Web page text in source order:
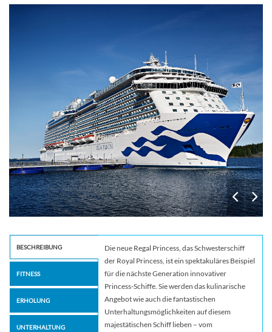
BESCHREIBUNG
FITNESS
ERHOLUNG
UNTERHALTUNG
Die neue Regal Princess, das Schwesterschiff
der Royal Princess, ist ein spektakuläres Beispiel
für die nächste Generation innovativer
Princess-Schiffe. Sie werden das kulinarische
Angebot wie auch die fantastischen
Unterhaltungsmöglichkeiten auf diesem
majestätischen Schiff lieben – vom